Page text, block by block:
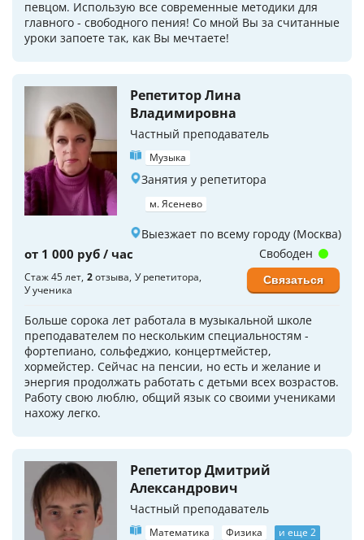
певцом. Использую все современные методики для
главного - свободного пения! Со мной Вы за считанные
уроки запоете так, как Вы мечтаете!
Репетитор Лина
Владимировна
Частный преподаватель
Музыка
Занятия у репетитора
м. Ясенево
Выезжает по всему городу (Москва)
от 1 000 руб / час
Стаж 45 лет 2отзыва У репетитора
У ученика
Больше сорока лет работала в музыкальной школе
преподавателем по нескольким специальностям -
фортепиано, сольфеджио, концертмейстер,
хормейстер. Сейчас на пенсии, но есть и желание и
энергия продолжать работать с детьми всех возрастов.
Работу свою люблю, общий язык со своими учениками
нахожу легко.
Свободен
Связаться
Репетитор Дмитрий
Александрович
Частный преподаватель
Математика Физика и еще 2